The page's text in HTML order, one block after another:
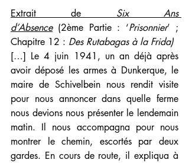
Extrait de Six Ans
d’Absence (2ème Partie : ‘Prisonnier’ ;
Chapitre 12 : Des Rutabagas à la Frida)
[…] Le 4 juin 1941, un an déjà après
avoir déposé les armes à Dunkerque, le
maire de Schivelbein nous rendit visite
pour nous annoncer dans quelle ferme
nous devions nous présenter le lendemain
matin. Il nous accompagna pour nous
montrer le chemin, escortés par deux
gardes. En cours de route, il expliqua à